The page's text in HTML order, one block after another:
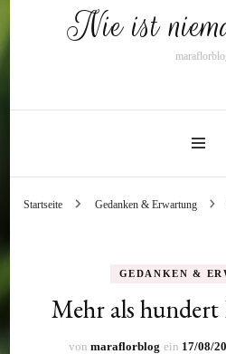
Nie ist
Startseite Gedanken & Erwartung
GEDANKEN &
Mehr als hundert
von maraflorblog ein 17/08/